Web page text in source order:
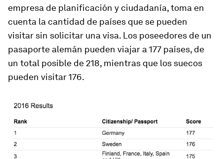
empresa de planificación y ciudadanía, toma en
cuenta la cantidad de países que se pueden
visitar sin solicitar una visa. Los poseedores de un
pasaporte alemán pueden viajar a 177 países, de
un total posible de 218, mientras que los suecos
pueden visitar 176.